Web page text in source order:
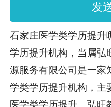
发
石家庄医学类学历提升
学历提升机构，当属弘
源服务有限公司是一家
学类学历提升机构，主
医学类学历提升。弘旺